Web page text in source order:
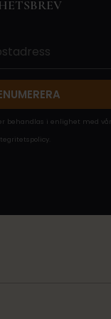
behandlas i enlighet med vår
.